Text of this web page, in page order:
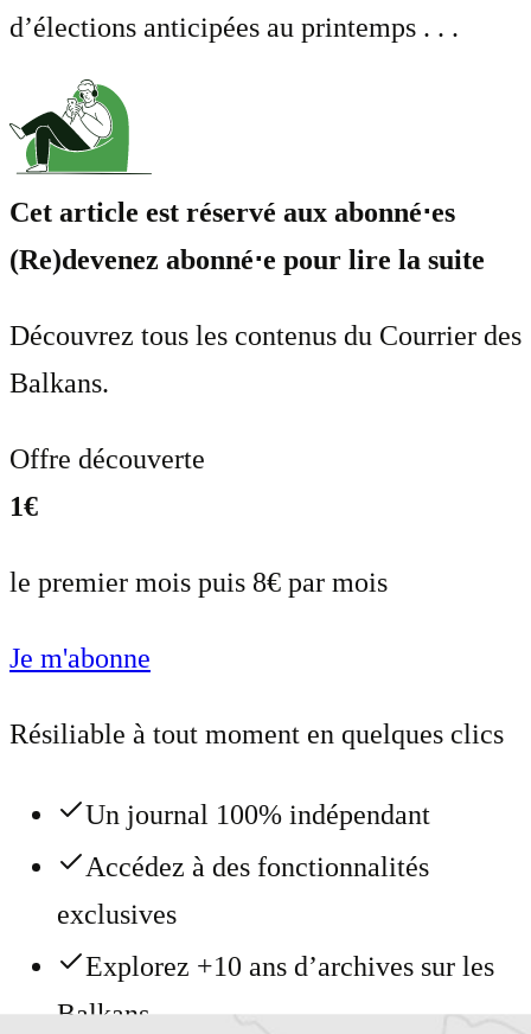
d’élections anticipées au printemps . . .
Cet article est réservé aux abonné⋅es
(Re)devenez abonné⋅e pour lire la suite
Découvrez tous les contenus du Courrier des
Balkans.
Offre découverte
1€
le premier mois puis 8€ par mois
Je m'abonne
Résiliable à tout moment en quelques clics
Un journal 100% indépendant
Accédez à des fonctionnalités
exclusives
Explorez +10 ans d’archives sur les
Balkans